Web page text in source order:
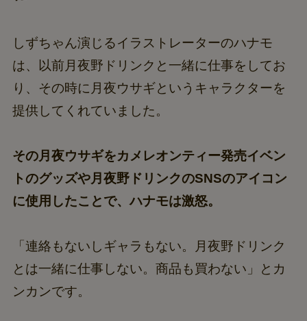
しずちゃん演じるイラストレーターのハナモ
は、以前月夜野ドリンクと一緒に仕事をしてお
り、その時に月夜ウサギというキャラクターを
提供してくれていました。
その月夜ウサギをカメレオンティー発売イベン
トのグッズや月夜野ドリンクのSNSのアイコン
に使用したことで、ハナモは激怒。
「連絡もないしギャラもない。月夜野ドリンク
とは一緒に仕事しない。商品も買わない」とカ
ンカンです。